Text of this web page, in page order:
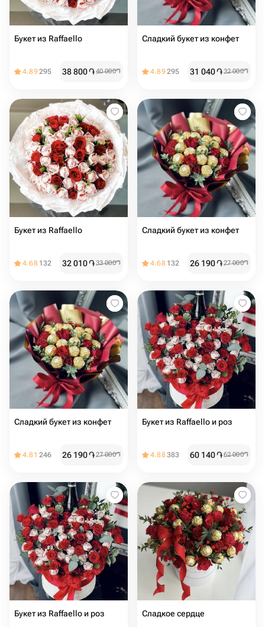
Букет из Raffaello
4.89295 38 800֏40 000֏
Сладкий букет из конфет
4.89295 31 040֏32 000֏
Букет из Raffaello
4.68 132 32 010֏33 000֏
Сладкий букет из конфет
4.68 132 26 190֏27 000֏
Сладкий букет из конфет
4.81 246 26 190֏27 000֏
Букет из Raffaello и роз
4.88383 60 140֏62 000֏
Букет из Raffaello и роз Сладкое сердце